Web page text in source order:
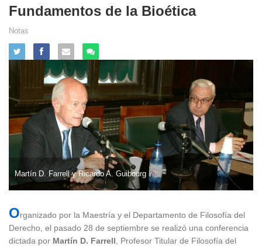
Fundamentos de la Bioética
Notas
Martín D. Farrell y Ricardo A. Guibourg
Organizado por la Maestría y el Departamento de Filosofía del
Derecho, el pasado 28 de septiembre se realizó una conferencia
dictada por Martín D. Farrell , Profesor Titular de Filosofía del